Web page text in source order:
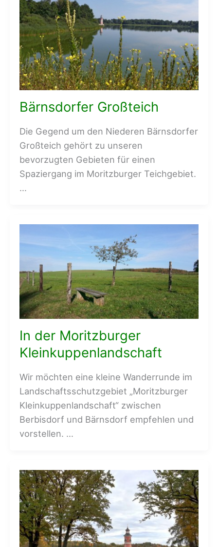
Bärnsdorfer Großteich
Die Gegend um den Niederen Bärnsdorfer
Großteich gehört zu unseren
bevorzugten Gebieten für einen
Spaziergang im Moritzburger Teichgebiet.
…
In der Moritzburger
Kleinkuppenlandschaft
Wir möchten eine kleine Wanderrunde im
Landschaftsschutzgebiet „Moritzburger
Kleinkuppenlandschaft“ zwischen
Berbisdorf und Bärnsdorf empfehlen und
vorstellen. …